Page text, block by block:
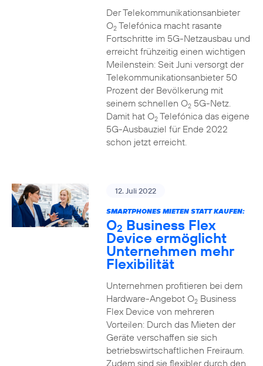
Der Telekommunikationsanbieter
O2Telefónica macht rasante
Fortschritte im 5G-Netzausbau und
erreicht frühzeitig einen wichtigen
Meilenstein: Seit Juni versorgt der
Telekommunikationsanbieter 50
Prozent der Bevölkerung mit
seinem schnellen O25G-Netz.
Damit hat O2Telefónica das eigene
5G-Ausbauziel für Ende 2022
schon jetzt erreicht.
12. Juli 2022
SMARTPHONES MIETEN STATT KAUFEN:
O2 Business Flex
Device ermöglicht
Unternehmen mehr
Flexibilität
Unternehmen profitieren bei dem
Hardware-Angebot O2Business
Flex Device von mehreren
Vorteilen: Durch das Mieten der
Geräte verschaffen sie sich
betriebswirtschaftlichen Freiraum.
Zudem sind sie flexibler durch den